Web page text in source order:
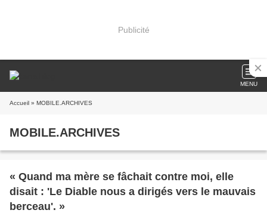
Publicité
MENU
Accueil » MOBILE.ARCHIVES
MOBILE.ARCHIVES
« Quand ma mère se fâchait contre moi, elle
disait : 'Le Diable nous a dirigés vers le mauvais
berceau'. »